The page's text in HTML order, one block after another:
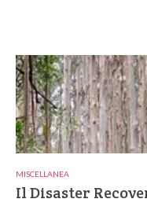
MISCELLANEA
Il Disaster